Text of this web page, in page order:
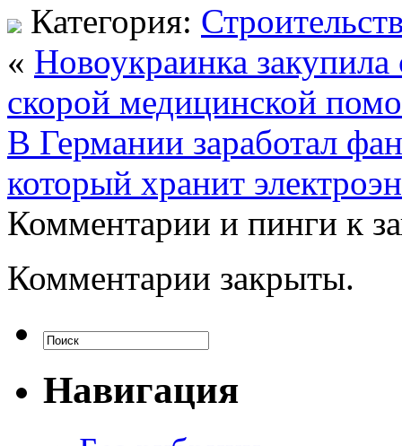
Категория:
« Новоукраинка
скорой медицинской
В Германии заработал
который хранит
Комментарии и пинги к
Комментарии закрыты.
Навигация